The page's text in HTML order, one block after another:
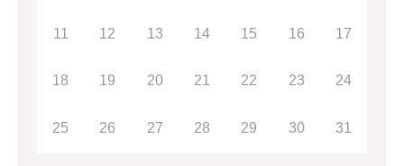
11 12 13 14 15 16 17
18 19 20 21 22 23 24
25 26 27 28 29 30 31